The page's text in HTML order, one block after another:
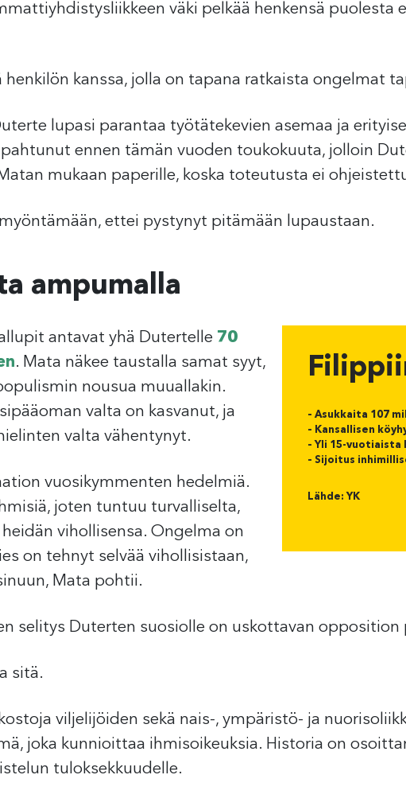
väki pelkää henkensä puolesta
henkilön kanssa, jolla on tapana ratkaista ongelmat
lupasi parantaa työtätekevien asemaa ja
ennen tämän vuoden toukokuuta, jolloin
mukaan paperille, koska toteutusta ei
ettei pystynyt pitämään lupaustaan.
ampumalla
– Asukkaita 107
– Kansallisen
– Yli 15-
– Sijoitus
Lähde: YK
antavat yhä Dutertelle 70
. Mata näkee taustalla samat syyt,
nousua muuallakin.
valta on kasvanut, ja
valta vähentynyt.
vuosikymmenten hedelmiä.
joten tuntuu turvalliselta,
vihollisensa. Ongelma on
on tehnyt selvää vihollisistaan,
Mata pohtii.
selitys Duterten suosiolle on uskottavan opposition
sitä.
viljelijöiden sekä nais-, ympäristö- ja
joka kunnioittaa ihmisoikeuksia. Historia on
tuloksekkuudelle.